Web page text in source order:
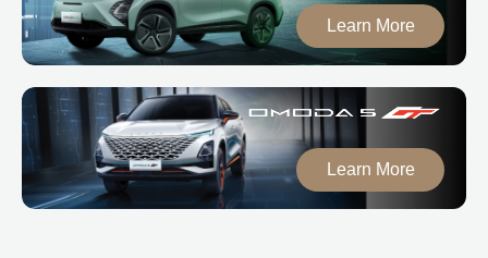
Learn More
Learn More